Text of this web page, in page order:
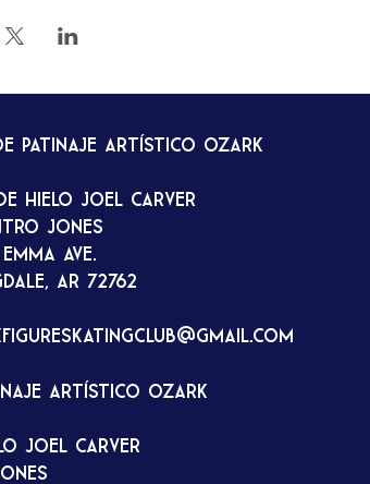
patinaje artístico Ozark
hielo Joel Carver
Jones
Ave.
AR 72762
artístico Ozark
Joel Carver